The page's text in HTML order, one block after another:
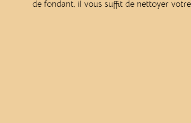
de fondant, il vous suffit de nettoyer